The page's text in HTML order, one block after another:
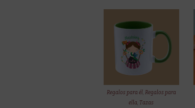
Regalos para él, Regalos para
ella, Tazas